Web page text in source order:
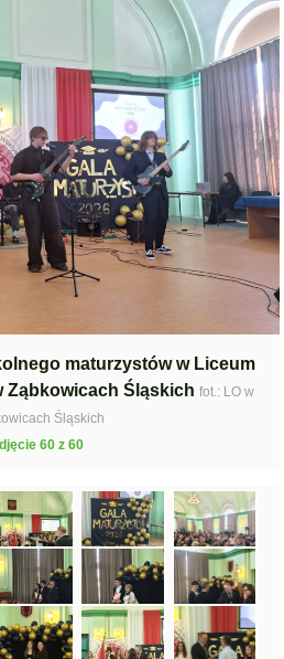
maturzystów w Liceum
Ząbkowicach Śląskich fot.: LO w
Śląskich
60 z 60